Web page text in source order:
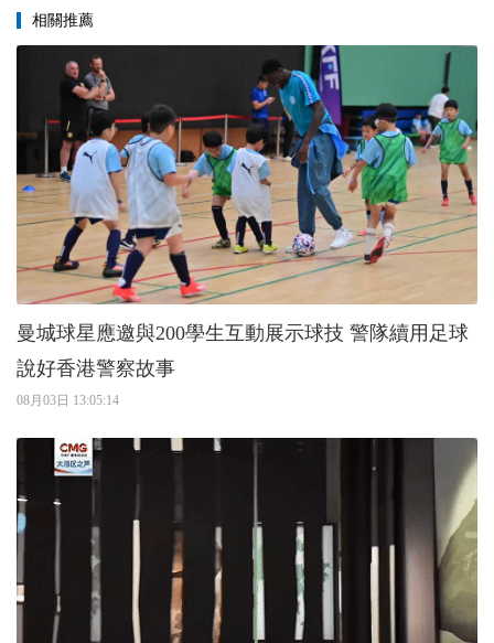
相關推薦
曼城球星應邀與200學生互動展示球技 警隊續用足球
說好香港警察故事
08月03日 13:05:14